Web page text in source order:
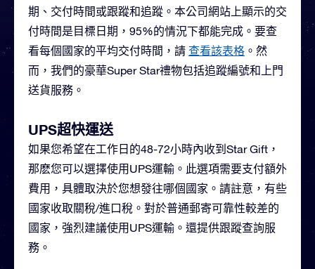
期、交付時間或跟蹤和追蹤。本公司網站上顯示的交
付時間是目標日期，95%的情況下都能完成。要查
看每個國家的平均交付時間，請 查看該表格 。 然
而，我們的豪華Super Star禮物包括追蹤編號和上門
送貨服務。
UPS超快運送
如果您希望在工作日的48-72小時內收到Star Gift，
那麽您可以選擇使用UPS運輸。此選項需要支付額外
費用，具體取決於您想發往哪個國家。請註意，有些
國家收取關稅/進口稅。對於普通郵寄可靠性較差的
國家，強烈建議使用UPS運輸。還提供跟蹤查詢服
務。